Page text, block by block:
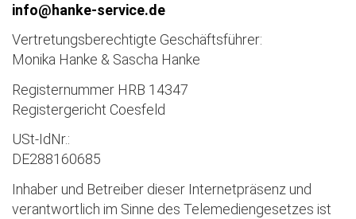
info@hanke-service.de
Vertretungsberechtigte Geschäftsführer:
Monika Hanke & Sascha Hanke
Registernummer HRB 14347
Registergericht Coesfeld
USt-IdNr.:
DE288160685
Inhaber und Betreiber dieser Internetpräsenz und
verantwortlich im Sinne des Telemediengesetzes ist